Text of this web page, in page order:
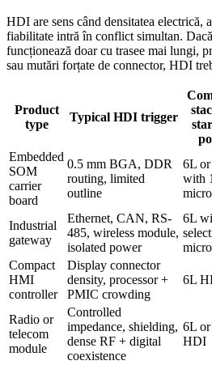
HDI are sens când densitatea electrică,
fiabilitate intră în conflict simultan.
funcționează doar cu trasee mai lungi,
sau mutări forțate de connector, HDI
Product
type
Typical HDI trigger
Embedded
SOM
carrier
board
0.5 mm BGA, DDR
routing, limited
outline
6L
with
Industrial
gateway
Ethernet, CAN, RS-
485, wireless module,
isolated power
6L
Compact
HMI
controller
Display connector
density, processor +
PMIC crowding
6L
Radio or
telecom
module
Controlled
impedance, shielding,
dense RF + digital
coexistence
6L
HDI